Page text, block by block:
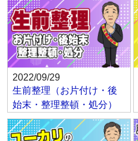
2022/09/29
生前整理（お片付け・後
始末・整理整頓・処分）